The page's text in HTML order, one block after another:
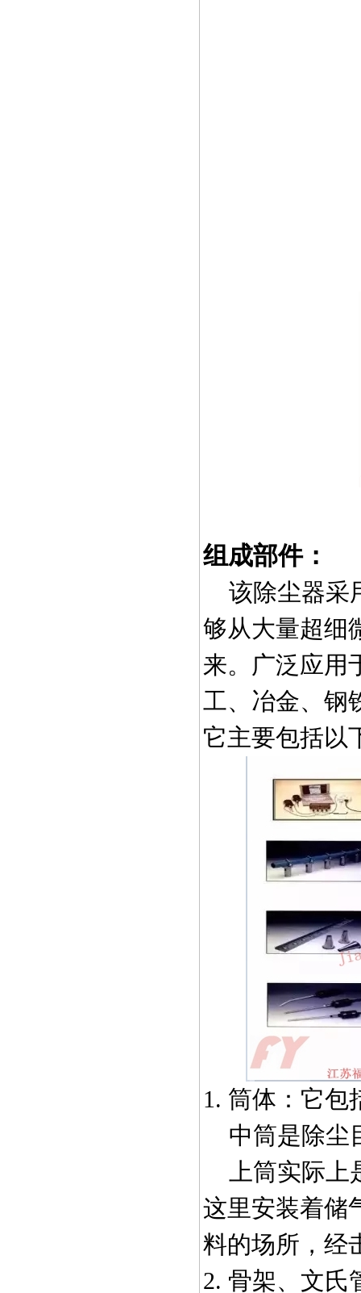
组成部件：
该除尘器采
够从大量超细
来。广泛应用
工、冶金、钢
它主要包括以
1. 筒体：它包
中筒是除尘
上筒实际上
这里安装着储
料的场所， 经
2. 骨架、文氏